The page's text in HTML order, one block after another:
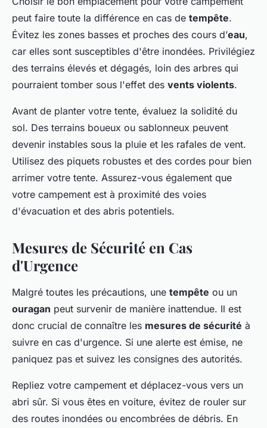
peut faire toute la différence en cas de tempête.
Évitez les zones basses et proches des cours d’eau,
car elles sont susceptibles d'être inondées. Privilégiez
des terrains élevés et dégagés, loin des arbres qui
pourraient tomber sous l'effet des vents violents.
Avant de planter votre tente, évaluez la solidité du
sol. Des terrains boueux ou sablonneux peuvent
devenir instables sous la pluie et les rafales de vent.
Utilisez des piquets robustes et des cordes pour bien
arrimer votre tente. Assurez-vous également que
votre campement est à proximité des voies
d'évacuation et des abris potentiels.
Mesures de Sécurité en Cas
d'Urgence
Malgré toutes les précautions, une tempête ou un
ouragan peut survenir de manière inattendue. Il est
donc crucial de connaître les mesures de sécurité à
suivre en cas d'urgence. Si une alerte est émise, ne
paniquez pas et suivez les consignes des autorités.
Repliez votre campement et déplacez-vous vers un
abri sûr. Si vous êtes en voiture, évitez de rouler sur
des routes inondées ou encombrées de débris. En